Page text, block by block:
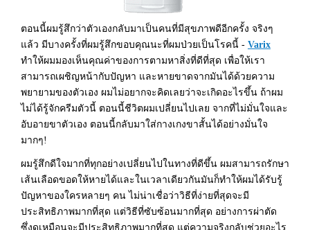
ตอนนี้ผมรู้สึกว่าตัวเองกลับมาเป็นคนที่มีสุขภาพดีอีกครั้ง จริงๆ
แล้ว มีบางครั้งที่ผมรู้สึกขอบคุณนะที่ผมป่วยเป็นโรคนี้ - Varix
ทำให้ผมมองเห็นคุณค่าของการตามหาสิ่งที่ดีที่สุด เพื่อให้เรา
สามารถเผชิญหน้ากับปัญหา และหายขาดจากมันได้ด้วยความ
พยายามของตัวเอง ผมไม่อยากจะคิดเลยว่าจะเกิดอะไรขึ้น ถ้าผม
ไม่ได้รู้จักครีมตัวนี้ ตอนนี้ชีวิตผมเปลี่ยนไปเลย จากที่ไม่มั่นใจและ
อับอายขาตัวเอง ตอนนี้กลับมาใส่กางเกงขาสั้นได้อย่างมั่นใจ
มากๆ!
ผมรู้สึกดีใจมากที่ทุกอย่างเปลี่ยนไปในทางที่ดีขึ้น ผมสามารถรักษา
เส้นเลือดขอดให้หายได้และในเวลาเดียวกันมันก็ทำให้ผมได้รับรู้
ปัญหาของใครหลายๆ คน ไม่น่าเชื่อว่าวิธีที่ง่ายที่สุดจะมี
ประสิทธิภาพมากที่สุด แต่วิธีที่ซับซ้อนมากที่สุด อย่างการผ่าตัด
ซึ่งดูเหมือนจะมีประสิทธิภาพมากที่สุด แต่ความจริงกลับช่วยอะไร